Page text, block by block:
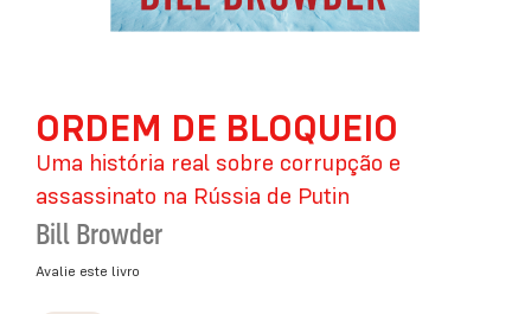
imagens
ORDEM DE BLOQUEIO
Uma história real sobre corrupção e
assassinato na Rússia de Putin
Bill Browder
Avalie este livro